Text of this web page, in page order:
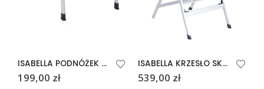
ISABELLA PODNÓŻEK THOR LIGHT GREY
199,00 zł
ISABELLA KRZESŁO SKŁADANE Z OPARCIEM THOR DARK GREY
539,00 zł